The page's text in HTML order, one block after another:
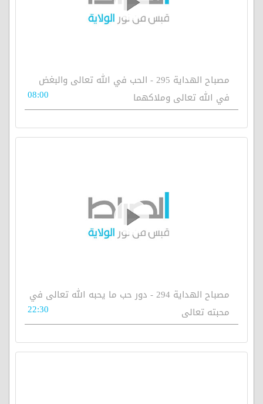
مصباح الهداية 295 - الحب في الله تعالى والبغض
في الله تعالى وملاكهما
08:00
مصباح الهداية 294 - دور حب ما يحبه الله تعالى في
محبته تعالى
22:30